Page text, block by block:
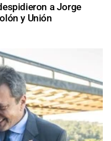
a Jorge
y Unión